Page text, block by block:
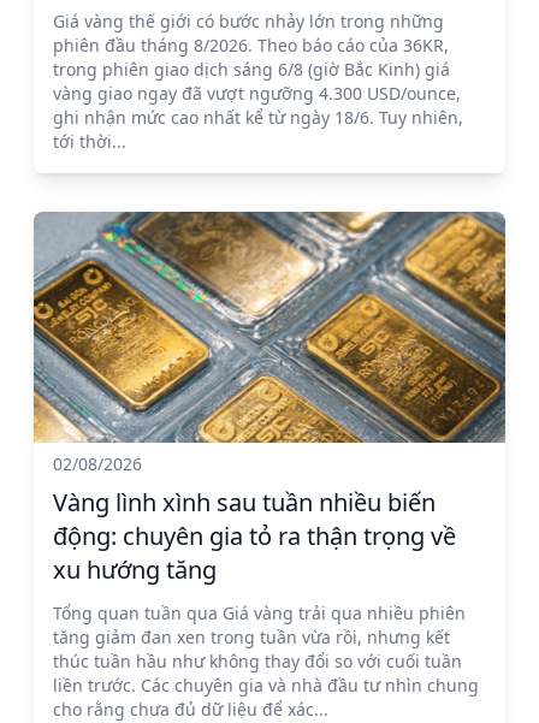
Giá vàng thế giới có bước nhảy lớn trong những
phiên đầu tháng 8/2026. Theo báo cáo của 36KR,
trong phiên giao dịch sáng 6/8 (giờ Bắc Kinh) giá
vàng giao ngay đã vượt ngưỡng 4.300 USD/ounce,
ghi nhận mức cao nhất kể từ ngày 18/6. Tuy nhiên,
tới thời...
02/08/2026
Vàng lình xình sau tuần nhiều biến
động: chuyên gia tỏ ra thận trọng về
xu hướng tăng
Tổng quan tuần qua Giá vàng trải qua nhiều phiên
tăng giảm đan xen trong tuần vừa rồi, nhưng kết
thúc tuần hầu như không thay đổi so với cuối tuần
liền trước. Các chuyên gia và nhà đầu tư nhìn chung
cho rằng chưa đủ dữ liệu để xác...